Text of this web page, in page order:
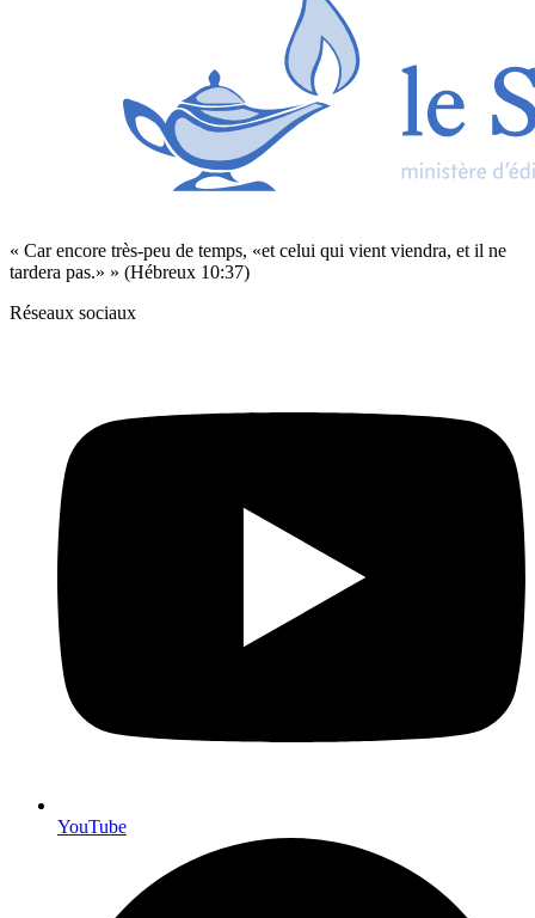
« Car encore très-peu de temps, «et celui qui vient viendra, et il ne
tardera pas.» » (Hébreux 10:37)
Réseaux sociaux
YouTube